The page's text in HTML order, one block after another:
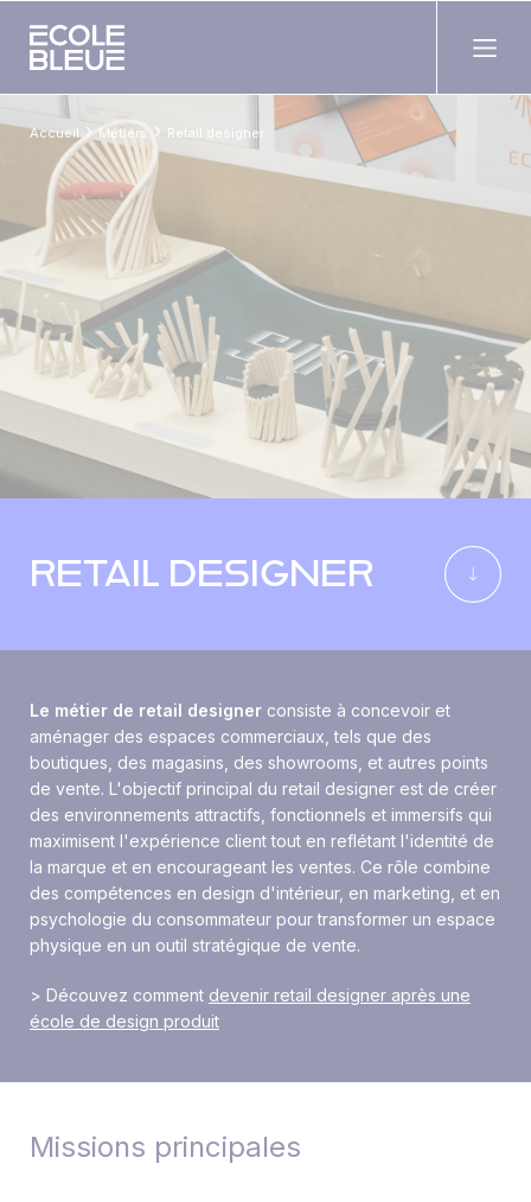
Accueil › Métiers › Retail designer
RETAIL DESIGNER
Le métier de retail designer consiste à concevoir et
aménager des espaces commerciaux, tels que des
boutiques, des magasins, des showrooms, et autres points
de vente. L'objectif principal du retail designer est de créer
des environnements attractifs, fonctionnels et immersifs qui
maximisent l'expérience client tout en reflétant l'identité de
la marque et en encourageant les ventes. Ce rôle combine
des compétences en design d'intérieur, en marketing, et en
psychologie du consommateur pour transformer un espace
physique en un outil stratégique de vente.
> Découvez comment devenir retail designer après une
école de design produit
Missions principales